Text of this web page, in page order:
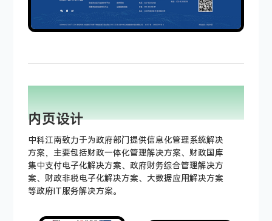
PAGE DISPLAY
INTEGRITY
内页设计
中科江南致力于为政府部门提供信息化管理系统解决
方案，主要包括财政一体化管理解决方案、财政国库
集中支付电子化解决方案、政府财务综合管理解决方
案、财政非税电子化解决方案、大数据应用解决方案
等政府IT服务解决方案。